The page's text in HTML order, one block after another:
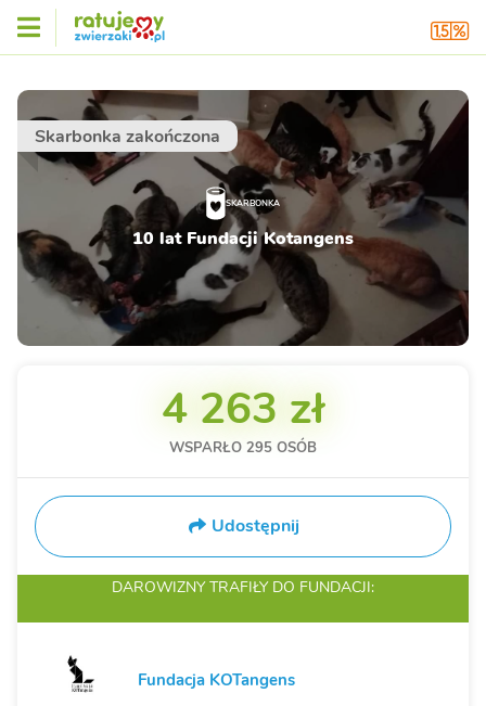
Skarbonka zakończona
SKARBONKA
10 lat Fundacji Kotangens
4 263 zł
WSPARŁO 295 OSÓB
Udostępnij
DAROWIZNY TRAFIŁY DO FUNDACJI:
Fundacja KOTangens